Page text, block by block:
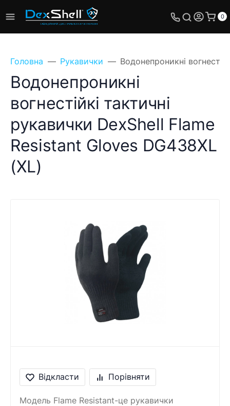
0
Головна Рукавички Водонепроникні
Водонепроникні
вогнестійкі тактичні
рукавички DexShell Flame
Resistant Gloves DG438XL
(XL)
Відкласти Порівняти
Модель Flame Resistant-це рукавички